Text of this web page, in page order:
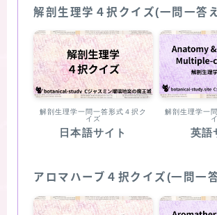
解剖生理学４択クイズ(一問一答
解剖生理学一問一答形式４択ク
イズ
日本語サイト
解剖生理学一
英語
アロマハーブ４択クイズ(一問一